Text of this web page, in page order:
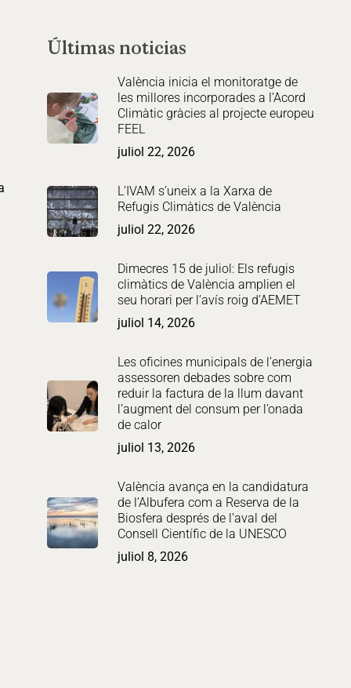
Últimas noticias
València inicia el monitoratge de
les millores incorporades a l’Acord
Climàtic gràcies al projecte europeu
FEEL
juliol 22, 2026
L’IVAM s’uneix a la Xarxa de
Refugis Climàtics de València
juliol 22, 2026
Dimecres 15 de juliol: Els refugis
climàtics de València amplien el
seu horari per l’avís roig d’AEMET
juliol 14, 2026
Les oficines municipals de l’energia
assessoren debades sobre com
reduir la factura de la llum davant
l’augment del consum per l’onada
de calor
juliol 13, 2026
València avança en la candidatura
de l’Albufera com a Reserva de la
Biosfera després de l’aval del
Consell Científic de la UNESCO
juliol 8, 2026